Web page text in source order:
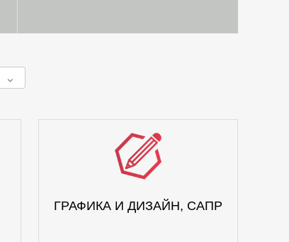
ГРАФИКА И ДИЗАЙН, САПР